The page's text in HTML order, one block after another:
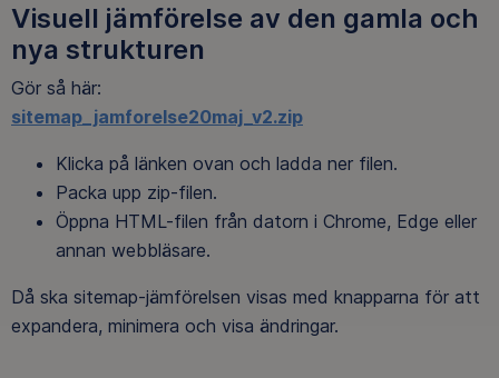
Visuell jämförelse av den gamla och
nya strukturen
Gör så här:
sitemap_jamforelse20maj_v2.zip
Klicka på länken ovan och ladda ner filen.
Packa upp zip-filen.
Öppna HTML-filen från datorn i Chrome, Edge eller
annan webbläsare.
Då ska sitemap-jämförelsen visas med knapparna för att
expandera, minimera och visa ändringar.